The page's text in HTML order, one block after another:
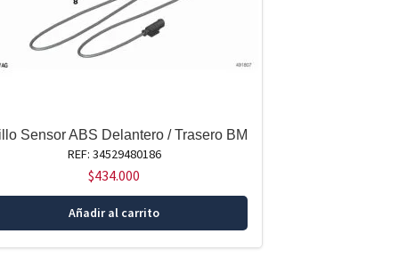
Sensor ABS Delantero / Trasero BM
REF: 34529480186
$434.000
Añadir al carrito